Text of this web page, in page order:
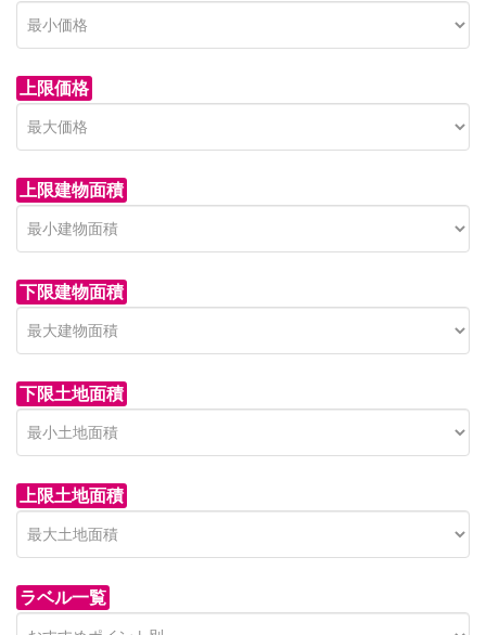
上限価格
上限建物面積
下限建物面積
下限土地面積
上限土地面積
ラベル一覧
青木新築分譲住宅
on call
Price on call
セン
850